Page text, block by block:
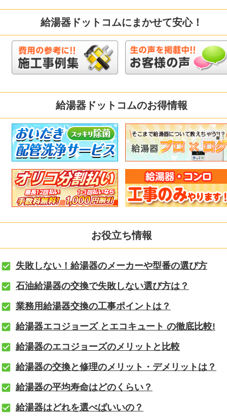
給湯器ドットコムにまかせて安心！
給湯器ドットコムのお得情報
お役立ち情報
失敗しない！給湯器のメーカーや型番の選び方
石油給湯器の交換で失敗しない選び方は？
業務用給湯器交換の工事ポイントは？
給湯器エコジョーズ とエコキュート の徹底比較!
給湯器のエコジョーズのメリットと比較
給湯器の交換と修理のメリット・デメリットは？
給湯器の平均寿命はどのくらい？
給湯器はどれを選べばいいの？